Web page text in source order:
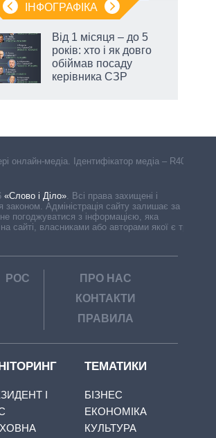
ІНФОГРАФІКА
Від 1 місяця – до 5
років: хто і як довго
обіймав посаду
керівника СЗР
онлайн-медіа. Ідентифікатор медіа – R40-
«Слово і Діло» Всі права захищені і
законом. Адміністрація сайту залишає за
погоджуватися з інформацією, яка
сайті, власниками або авторами якої є треті
РОС
ПРО НАС
КОНТАКТИ
ПРАВИЛА
І
ТЕМАТИКИ
БІЗНЕС
ЕКОНОМІКА
КУЛЬТУРА